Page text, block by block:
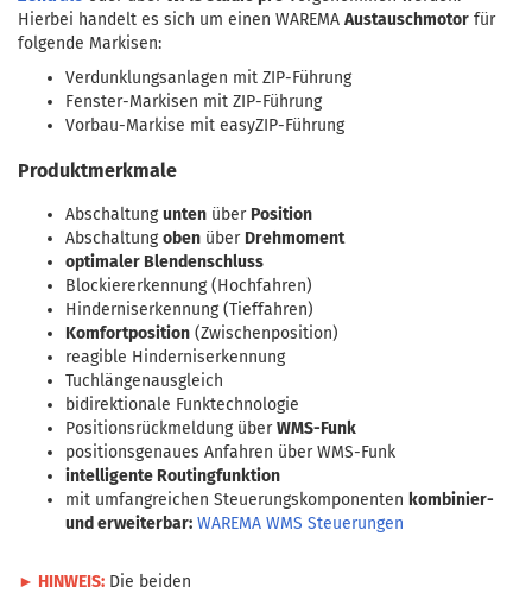
Hierbei handelt es sich um einen WAREMA Austauschmotor für
folgende Markisen:
Verdunklungsanlagen mit ZIP-Führung
Fenster-Markisen mit ZIP-Führung
Vorbau-Markise mit easyZIP-Führung
Produktmerkmale
Abschaltungunten über Position
Abschaltungoben über Drehmoment
optimaler Blendenschluss
Blockiererkennung (Hochfahren)
Hinderniserkennung (Tieffahren)
Komfortposition (Zwischenposition)
reagible Hinderniserkennung
Tuchlängenausgleich
bidirektionale Funktechnologie
Positionsrückmeldung überWMS-Funk
positionsgenaues Anfahren über WMS-Funk
intelligente Routingfunktion
mit umfangreichen Steuerungskomponenten kombinier-
und erweiterbar: WAREMA WMS Steuerungen
► HINWEIS: Die beiden